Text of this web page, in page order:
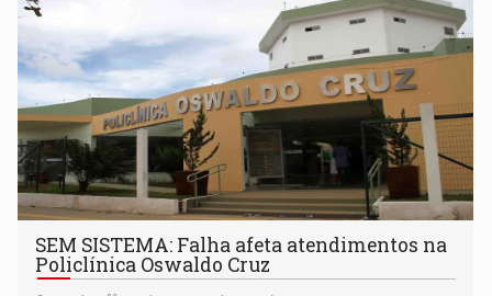
SEM SISTEMA: Falha afeta atendimentos na
Policlínica Oswaldo Cruz